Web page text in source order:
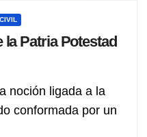
la Patria Potestad
noción ligada a la
conformada por un